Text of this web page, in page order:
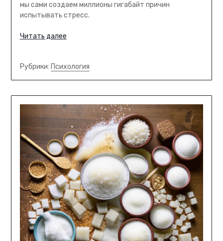
мы сами создаем миллионы гигабайт причин
испытывать стресс.
Читать далее
Рубрики: Психология